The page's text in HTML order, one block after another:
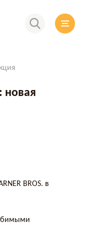
новая
BROS. в